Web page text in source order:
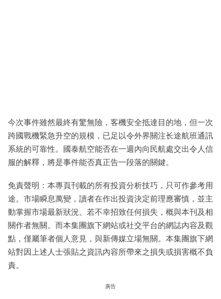
今次事件雖然最終有驚無險，客機安全抵達目的地，但一次
跨國戰機緊急升空的規模，已足以令外界關注长途航班通訊
系統的可靠性。國泰航空能否在一週內向民航處交出令人信
服的解釋，將是事件能否真正告一段落的關鍵。
免責聲明：本專頁刊載的所有投資分析技巧，只可作參考用
途。市場瞬息萬變，讀者在作出投資決定前理應審慎，並主
動掌握市場最新狀況。若不幸招致任何損失，概與本刊及相
關作者無關。而本集團旗下網站或社交平台的網誌內容及觀
點，僅屬筆者個人意見，與新傳媒立場無關。本集團旗下網
站對因上述人士張貼之資訊內容所帶來之損失或損害概不負
責。
廣告